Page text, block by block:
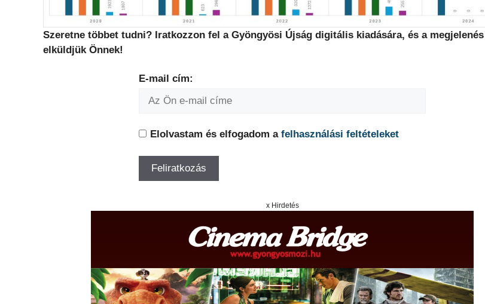
Szeretne többet tudni? Iratkozzon fel a Gyöngyösi Újság digitális kiadására, és a
elküldjük Önnek!
E-mail cím:
Elolvastam és elfogadom a felhasználási feltételeket
x Hirdetés